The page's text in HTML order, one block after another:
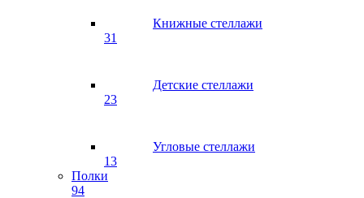
Книжные стеллажи
31
Детские стеллажи
23
Угловые стеллажи
13
Полки
94